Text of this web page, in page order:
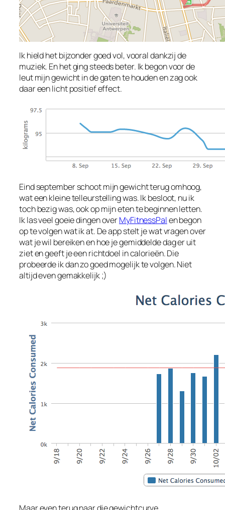
Ik hield het bijzonder goed vol, vooral dankzij de
muziek. En het ging steeds beter. Ik begon voor de
leut mijn gewicht in de gaten te houden en zag ook
daar een licht positief effect.
Eind september schoot mijn gewicht terug omhoog,
wat een kleine telleurstelling was. Ik besloot, nu ik
toch bezig was, ook op mijn eten te beginnen letten.
Ik las veel goeie dingen overMyFitnessPalen begon
op te volgen wat ik at. De app stelt je wat vragen over
wat je wil bereiken en hoe je gemiddelde dag er uit
ziet en geeft je een richtdoel in calorieën. Die
probeerde ik dan zo goed mogelijk te volgen. Niet
altijd even gemakkelijk ;)